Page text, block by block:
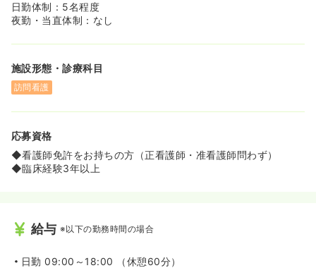
日勤体制：5名程度
夜勤・当直体制：なし
施設形態・診療科目
訪問看護
応募資格
◆看護師免許をお持ちの方（正看護師・准看護師問わず）
◆臨床経験3年以上
給与 ※以下の勤務時間の場合
日勤 09:00～18:00 （休憩60分）